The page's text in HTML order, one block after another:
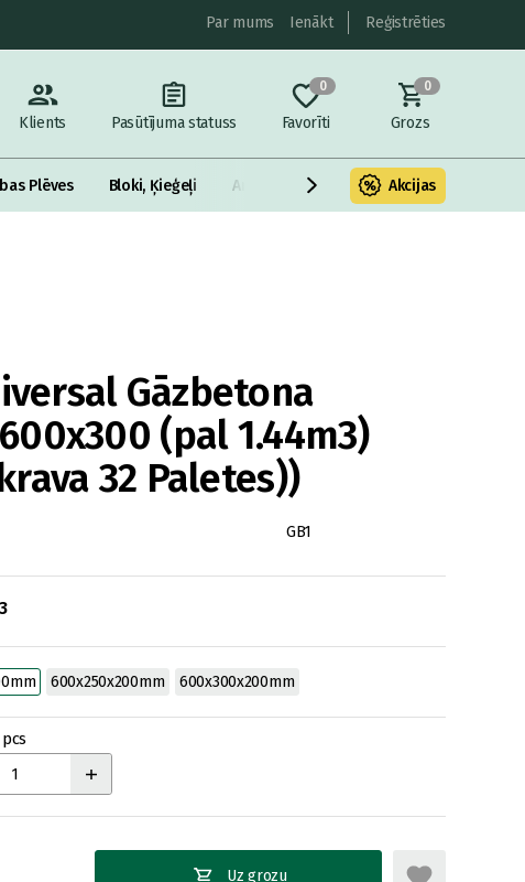
Par mums Ienākt Reģistrēties
Klients
Pasūtījuma statuss
0
Favorīti
0
Grozs
Plēves Bloki, Ķieģeļi Armatūra un metāls Fasādes
Akcijas
Gāzbetona
(pal 1.44m3)
32 Paletes))
GB1
600x250x200mm 600x300x200mm
pcs
Uz grozu